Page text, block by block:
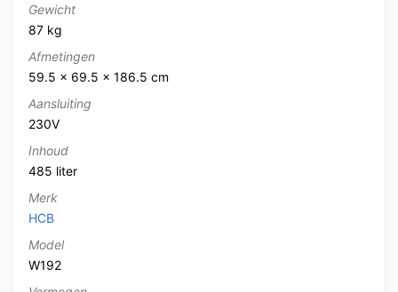
Gewicht
87 kg
Afmetingen
59.5 × 69.5 × 186.5 cm
Aansluiting
230V
Inhoud
485 liter
Merk
HCB
Model
W192